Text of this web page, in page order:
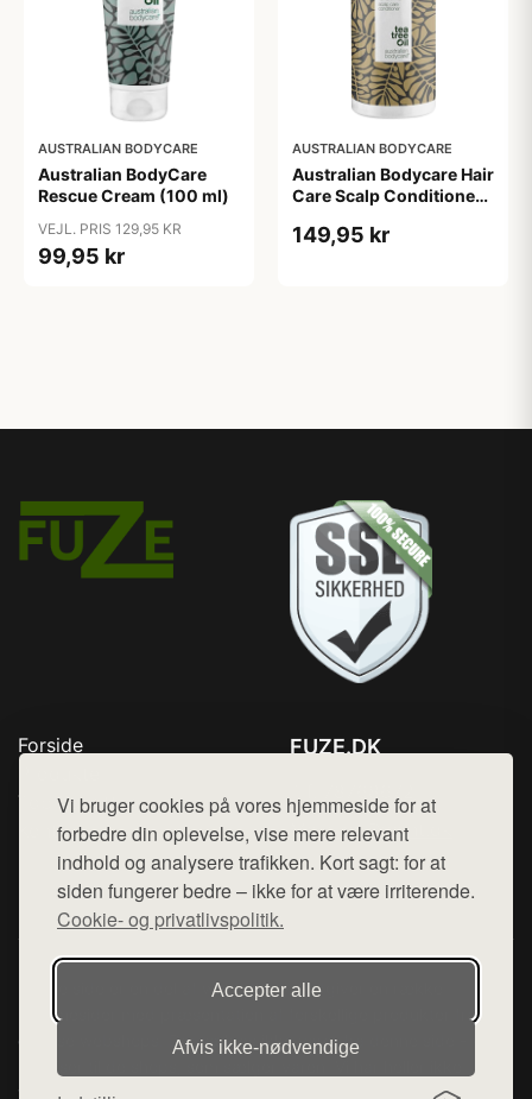
Vi bruger cookies på vores hjemmeside for at
forbedre din oplevelse, vise mere relevant
indhold og analysere trafikken. Kort sagt: for at
siden fungerer bedre – ikke for at være irriterende.
Cookie- og privatlivspolitik.
Accepter alle
Afvis ikke‑nødvendige
AUSTRALIAN BODYCARE
Australian BodyCare
Rescue Cream (100 ml)
VEJL. PRIS 129,95 KR
99,95 kr
AUSTRALIAN BODYCARE
Australian Bodycare Hair
Care Scalp Conditioner
149,95 kr
Forside
Top Rabatter
Kontakt
FUZE.DK
Mail: hej@want.dk
Cookie- og privatlivspolitik
Denne side er en del af want.dk, der udgiver en række
hjemmesider med præsentation af forskellige produkter fra
diverse webshops. Der sælges ikke varer fra denne side - vi
henviser til de shops, som sælger varen. Vi har heller ikke
varerne på lager.